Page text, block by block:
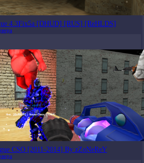
4.3Fix5a [DHUD] [RUS] [ReHLDS]
CSO [2011-2014] By zZoNeReY